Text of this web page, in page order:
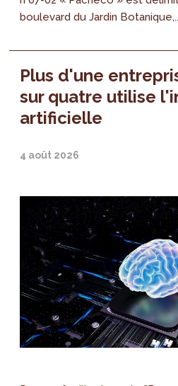
boulevard du Jardin
Plus d'une
sur quatre utilise
artificielle
4 août 2026